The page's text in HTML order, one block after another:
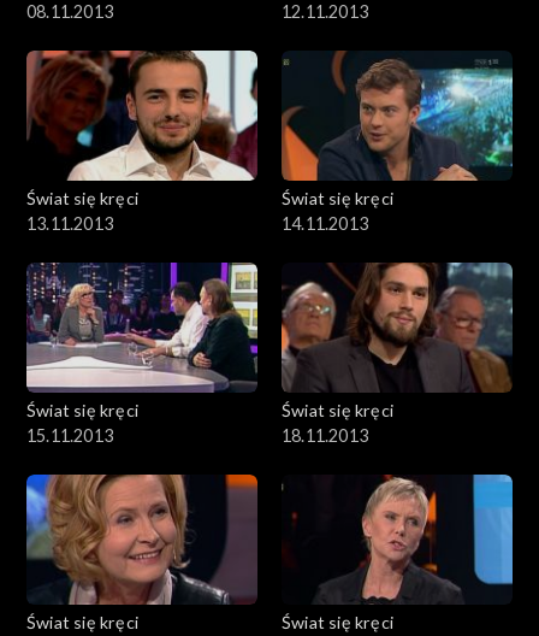
08.11.2013
12.11.2013
Świat się kręci
13.11.2013
Świat się kręci
14.11.2013
Świat się kręci
15.11.2013
Świat się kręci
18.11.2013
Świat się kręci
Świat się kręci